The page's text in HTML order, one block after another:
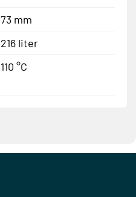
73 mm
216 liter
110 °C